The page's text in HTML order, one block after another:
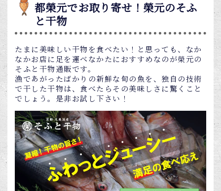
都榮元でお取り寄せ！榮元のそふ
と干物
たまに美味しい干物を食べたい！と思っても、なか
なかお店に足を運べなかたにおすすめなのが榮元の
そふと干物通販です。
漁であがったばかりの新鮮な旬の魚を、独自の技術
で干した干物は、食べたらその美味しさに驚くこと
でしょう。是非お試し下さい！